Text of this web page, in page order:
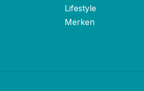
Lifestyle
Merken